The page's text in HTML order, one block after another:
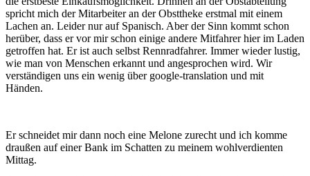
spricht mich der Mitarbeiter an der Obsttheke erstmal mit einem
Lachen an. Leider nur auf Spanisch. Aber der Sinn kommt schon
herüber, dass er vor mir schon einige andere Mitfahrer hier im Laden
getroffen hat. Er ist auch selbst Rennradfahrer. Immer wieder lustig,
wie man von Menschen erkannt und angesprochen wird. Wir
verständigen uns ein wenig über google-translation und mit
Händen.
Er schneidet mir dann noch eine Melone zurecht und ich komme
draußen auf einer Bank im Schatten zu meinem wohlverdienten
Mittag.